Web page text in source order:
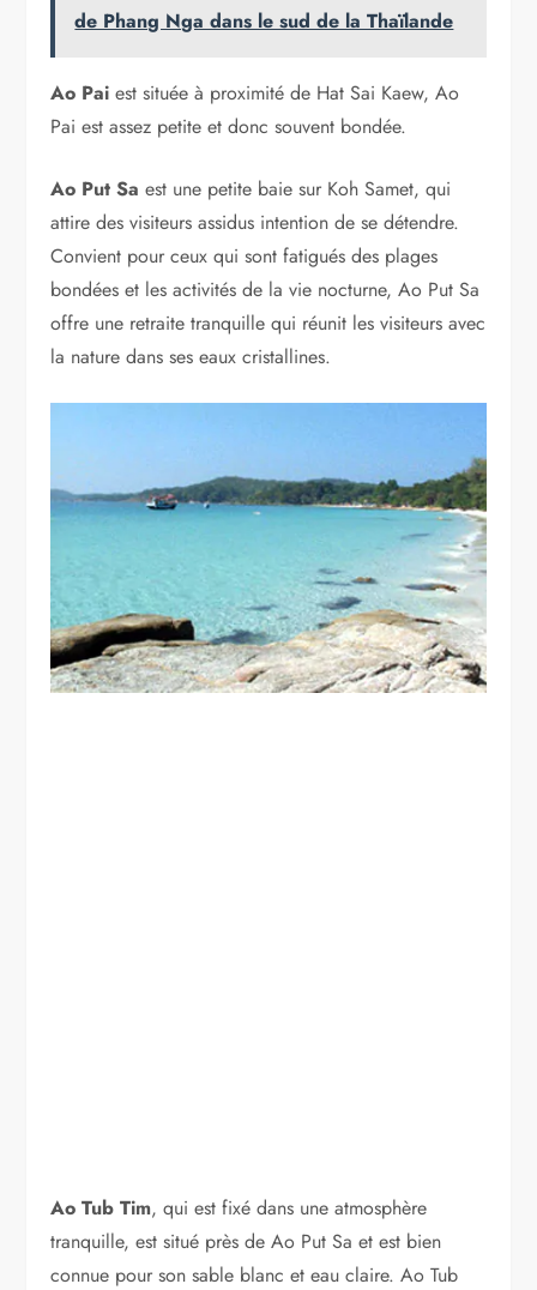
de Phang Nga dans le sud de la Thaïlande
Ao Paiest située à proximité de Hat Sai Kaew, Ao
Pai est assez petite et donc souvent bondée.
Ao Put Sa est une petite baie sur Koh Samet, qui
attire des visiteurs assidus intention de se détendre.
Convient pour ceux qui sont fatigués des plages
bondées et les activités de la vie nocturne, Ao Put Sa
offre une retraite tranquille qui réunit les visiteurs avec
la nature dans ses eaux cristallines.
Ao Tub Tim, qui est fixé dans une atmosphère
tranquille, est situé près de Ao Put Sa et est bien
connue pour son sable blanc et eau claire. Ao Tub